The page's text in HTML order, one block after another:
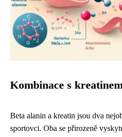
Kombinace s
Beta alanin a kreatin jsou dva
sportovci. Oba se přirozeně